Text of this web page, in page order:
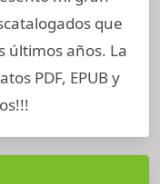
que
últimos años. La
PDF, EPUB y